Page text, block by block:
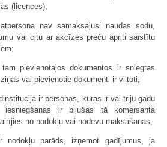
(licences);
nav samaksājusi naudas sodu,
vai citu ar akcīzes preču apriti saistītu
pievienotajos dokumentos ir sniegtas
vai pievienotie dokumenti ir viltoti;
ir personas, kuras ir vai triju gadu
iesniegšanas ir bijušas tā komersanta
no nodokļu vai nodevu maksāšanas;
nodokļu parāds, izņemot gadījumus, ja